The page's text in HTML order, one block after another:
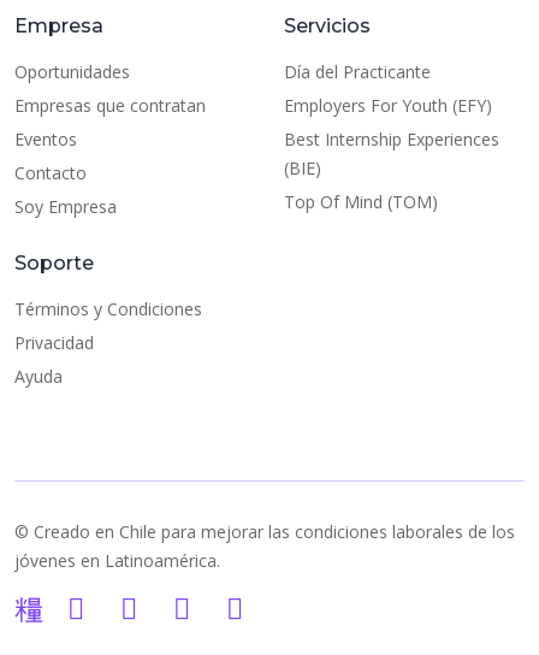
Empresa
Oportunidades
Empresas que contratan
Eventos
Contacto
Soy Empresa
Servicios
Día del Practicante
Employers For Youth (EFY)
Best Internship Experiences
(BIE)
Top Of Mind (TOM)
Soporte
Términos y Condiciones
Privacidad
Ayuda
© Creado en Chile para mejorar las condiciones laborales de los
jóvenes en Latinoamérica.